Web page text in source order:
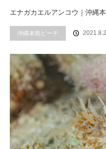
エナガカエルアンコウ｜沖縄
沖縄本島ビーチ